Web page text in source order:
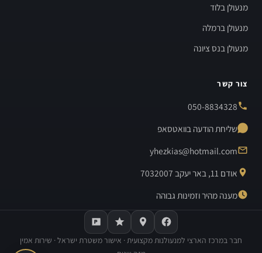
מנעולן בלוד
מנעולן ברמלה
מנעולן בנס ציונה
צור קשר
050-8834328
שליחת הודעה בוואטסאפ
yhezkias@hotmail.com
אודם 11, באר יעקב 7032007
מענה מהיר וזמינות גבוהה
חבר במרכז הארצי למנעולנות מקצועית · אישור משטרת ישראל · שירות אמין